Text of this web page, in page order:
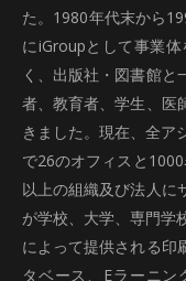
た。1980年代末から
にiGroupとして事業
く、出版社・図書館と
者、教育者、学生、医
きました。現在、全ア
で26のオフィスと
以上の組織及び法人に
が学校、大学、専門学
によって提供される印
タベース、Eラーニン